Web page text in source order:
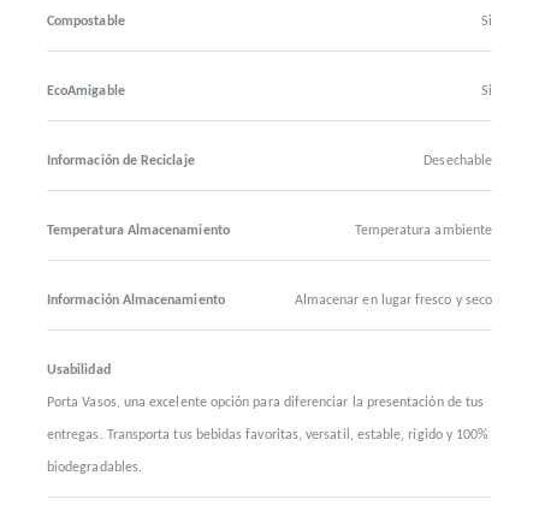
Compostable Si
EcoAmigable Si
Información de Reciclaje Desechable
Temperatura Almacenamiento Temperatura ambiente
Información Almacenamiento Almacenar en lugar fresco y seco
Usabilidad
Porta Vasos, una excelente opción para diferenciar la presentación de tus
entregas. Transporta tus bebidas favoritas, versatil, estable, rigido y 100%
biodegradables.